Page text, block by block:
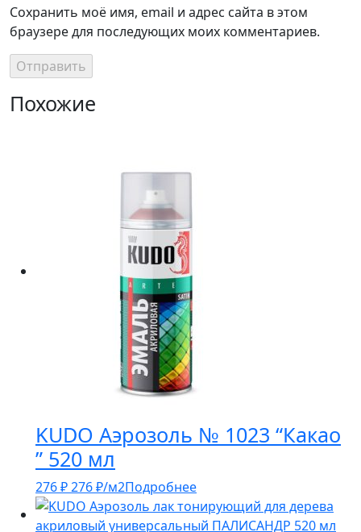
Сохранить моё имя, email и адрес сайта в этом
браузере для последующих моих комментариев.
Похожие
KUDO Аэрозоль № 1023 “Какао
” 520 мл
276₽276₽/м2Подробнее